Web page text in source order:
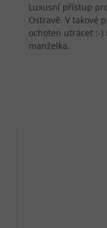
Luxusní přístup
Ostravě. V takové
ochoten utrácet :-)
manželka.